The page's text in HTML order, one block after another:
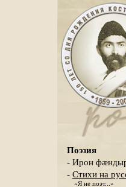
Поэзия
- Ирон
- Стихи на
«Я не поэт...»